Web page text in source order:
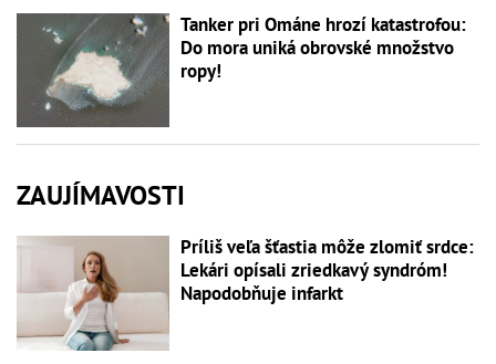
Tanker pri Ománe hrozí katastrofou:
Do mora uniká obrovské množstvo
ropy!
ZAUJÍMAVOSTI
Príliš veľa šťastia môže zlomiť srdce:
Lekári opísali zriedkavý syndróm!
Napodobňuje infarkt